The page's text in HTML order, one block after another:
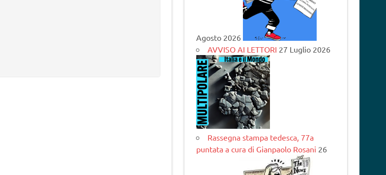
Agosto 2026
AVVISO AI LETTORI 27 Luglio 2026
Rassegna stampa tedesca, 77a
puntata a cura di Gianpaolo Rosani 26